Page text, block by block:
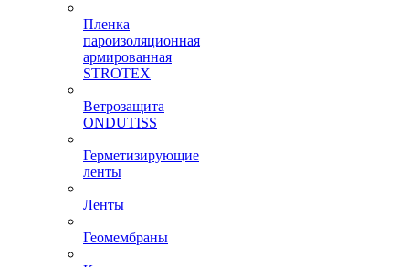
Пленка
пароизоляционная
армированная
STROTEX
Ветрозащита
ONDUTISS
Герметизирующие
ленты
Ленты
Геомембраны